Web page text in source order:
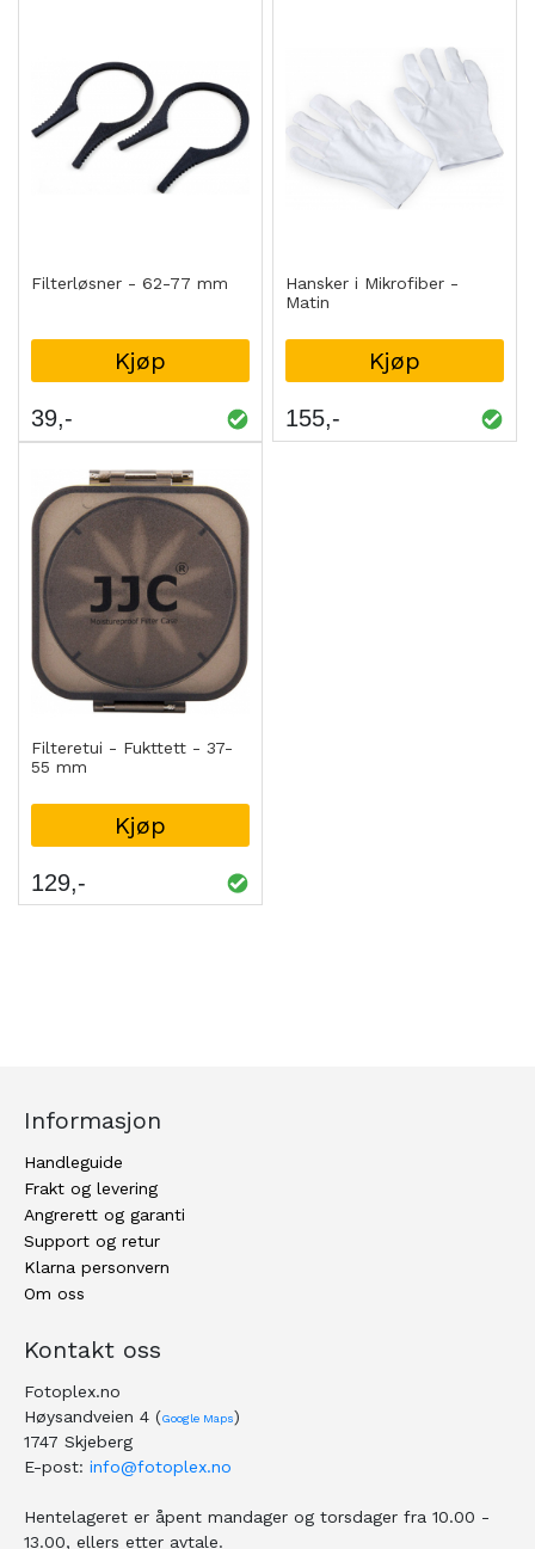
Filterløsner - 62-77 mm
Kjøp
39
Hansker i Mikrofiber -
Matin
Kjøp
155
Filteretui - Fukttett - 37-
55 mm
Kjøp
129
Informasjon
Handleguide
Frakt og levering
Angrerett og garanti
Support og retur
Klarna personvern
Om oss
Kontakt oss
Fotoplex.no
Høysandveien 4 (Google Maps)
1747 Skjeberg
E-post: info@fotoplex.no
Hentelageret er åpent mandager og torsdager fra 10.00 -
13.00, ellers etter avtale.